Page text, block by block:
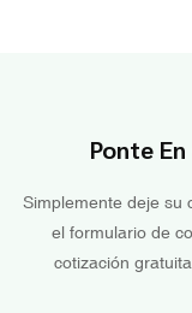
Ponte
Simplemente deje su
el formulario de
cotización